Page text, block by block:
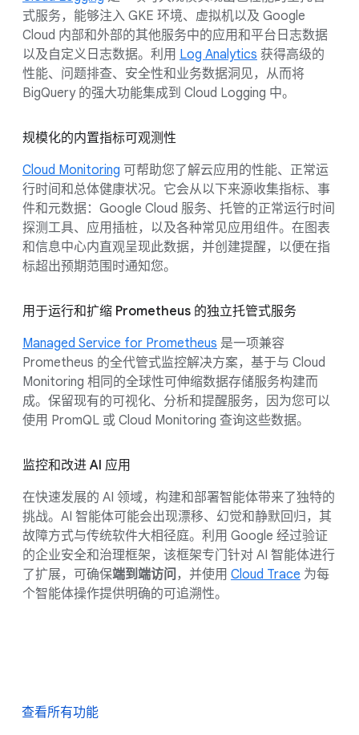
式服务，能够注入 GKE 环境、虚拟机以及 Google
Cloud 内部和外部的其他服务中的应用和平台日志数据
以及自定义日志数据。利用 Log Analytics 获得高级的
性能、问题排查、安全性和业务数据洞见，从而将
BigQuery 的强大功能集成到 Cloud Logging 中。
规模化的内置指标可观测性
Cloud Monitoring 可帮助您了解云应用的性能、正常运
行时间和总体健康状况。它会从以下来源收集指标、事
件和元数据：Google Cloud 服务、托管的正常运行时间
探测工具、应用插桩，以及各种常见应用组件。在图表
和信息中心内直观呈现此数据，并创建提醒，以便在指
标超出预期范围时通知您。
用于运行和扩缩 Prometheus 的独立托管式服务
Managed Service for Prometheus 是一项兼容
Prometheus 的全代管式监控解决方案，基于与 Cloud
Monitoring 相同的全球性可伸缩数据存储服务构建而
成。保留现有的可视化、分析和提醒服务，因为您可以
使用 PromQL 或 Cloud Monitoring 查询这些数据。
监控和改进 AI 应用
在快速发展的 AI 领域，构建和部署智能体带来了独特的
挑战。AI 智能体可能会出现漂移、幻觉和静默回归，其
故障方式与传统软件大相径庭。利用 Google 经过验证
的企业安全和治理框架，该框架专门针对 AI 智能体进行
了扩展，可确保端到端访问 ，并使用 Cloud Trace 为每
个智能体操作提供明确的可追溯性。
查看所有功能